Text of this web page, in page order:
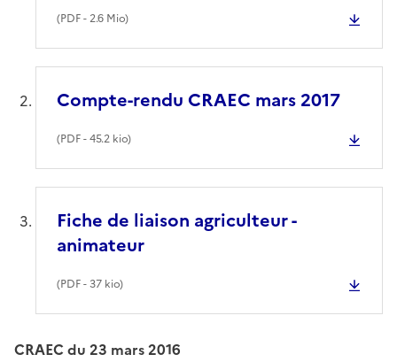
(PDF- 2.6 Mio)
Compte-rendu CRAEC mars 2017
(PDF- 45.2 kio)
Fiche de liaison agriculteur -
animateur
(PDF- 37 kio)
CRAEC du 23 mars 2016